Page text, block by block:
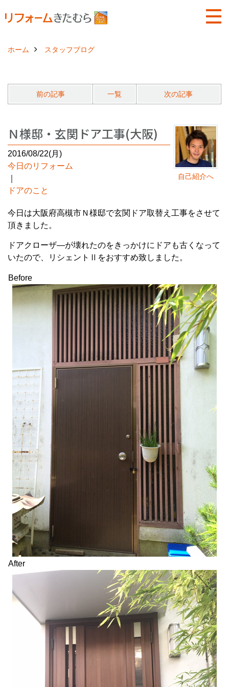
ホーム スタッフブログ
前の記事 一覧 次の記事
自己紹介へ
Ｎ様邸・玄関ドア工事(大阪)
2016/08/22(月)
今日のリフォーム
ドアのこと
今日は大阪府高槻市Ｎ様邸で玄関ドア取替え工事をさせて
頂きました。
ドアクローザ―が壊れたのをきっかけにドアも古くなって
いたので、リシェントⅡをおすすめ致しました。
Before
After